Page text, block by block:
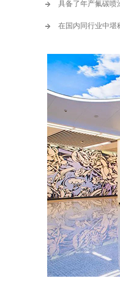
具备了年产氟碳喷
在国内同行业中堪